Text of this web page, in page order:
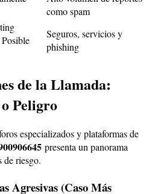
como spam
Seguros, servicios y
phishing
de la Llamada:
Peligro
especializados y plataformas de
presenta un panorama
riesgo.
Agresivas (Caso Más